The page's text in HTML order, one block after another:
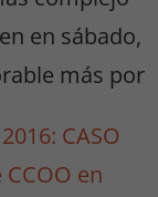
en sábado,
más por
CASO
CCOO en